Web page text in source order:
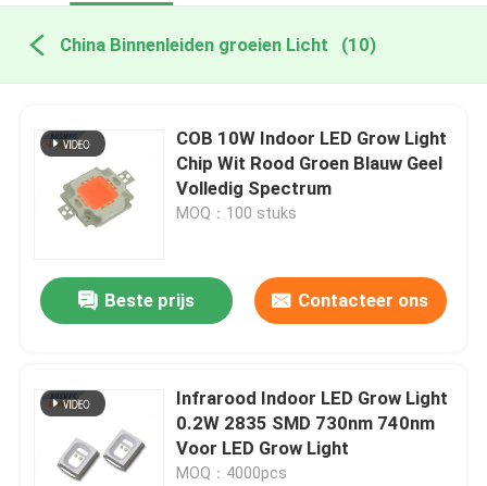
China Binnenleiden groeien Licht (10)
COB 10W Indoor LED Grow Light
Chip Wit Rood Groen Blauw Geel
Volledig Spectrum
MOQ：100 stuks
Beste prijs Contacteer ons
Infrarood Indoor LED Grow Light
0.2W 2835 SMD 730nm 740nm
Voor LED Grow Light
MOQ：4000pcs